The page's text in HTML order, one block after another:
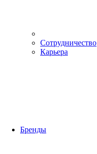
Сотрудничество
Карьера
Бренды